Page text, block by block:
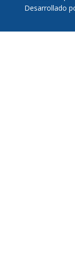
Desarrollado